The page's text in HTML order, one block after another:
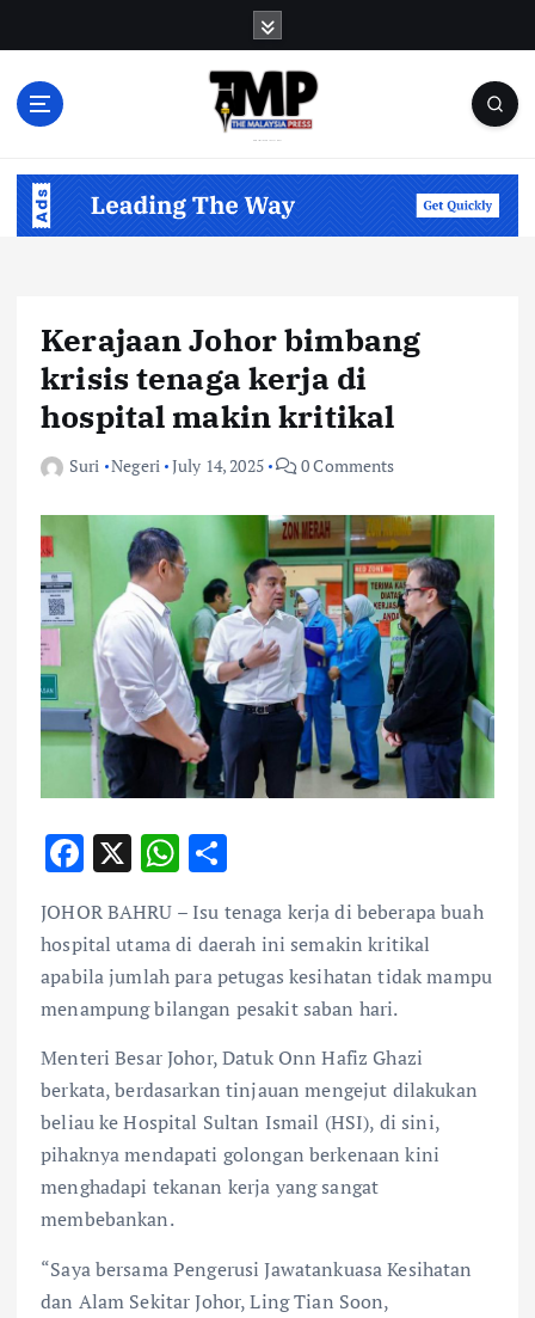
Kerajaan Johor bimbang
krisis tenaga kerja di
hospital makin kritikal
Suri Negeri July 14, 2025 0 Comments
F
e
b
o
o
k
X W
at
s
A
p
p
ar
e
JOHOR BAHRU – Isu tenaga kerja di beberapa buah
hospital utama di daerah ini semakin kritikal
apabila jumlah para petugas kesihatan tidak mampu
menampung bilangan pesakit saban hari.
Menteri Besar Johor, Datuk Onn Hafiz Ghazi
berkata, berdasarkan tinjauan mengejut dilakukan
beliau ke Hospital Sultan Ismail (HSI), di sini,
pihaknya mendapati golongan berkenaan kini
menghadapi tekanan kerja yang sangat
membebankan.
“Saya bersama Pengerusi Jawatankuasa Kesihatan
dan Alam Sekitar Johor, Ling Tian Soon,